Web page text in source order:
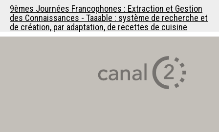
9èmes Journées Francophones : Extraction et Gestion
des Connaissances - Taaable : système de recherche et
de création, par adaptation, de recettes de cuisine